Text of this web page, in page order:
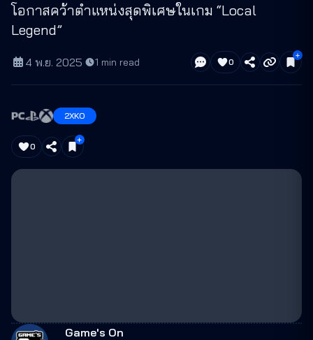
โอกาสคว้าตำแหน่งสุดพิเศษในเกม “Local
Legend”
4 พ.ย. 2025· 1 min read 0
2XKO
0
Game's On